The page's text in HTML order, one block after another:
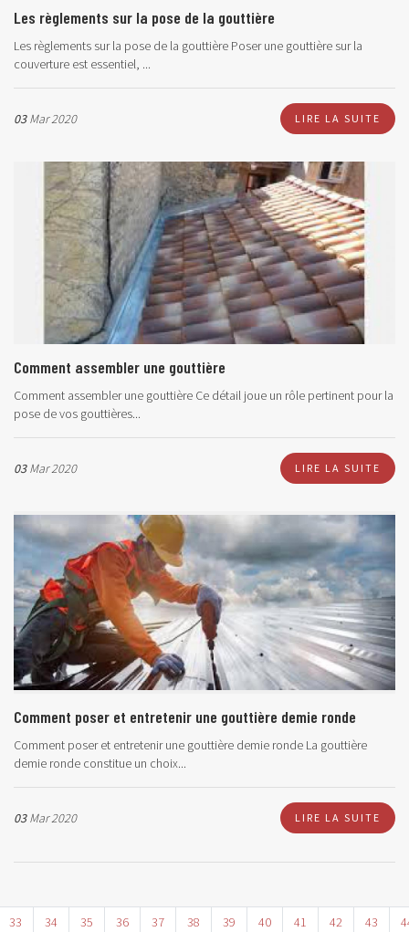
Les règlements sur la pose de la gouttière
Les règlements sur la pose de la gouttière Poser une gouttière sur la
couverture est essentiel, ...
03Mar 2020 LIRE LA SUITE
Comment assembler une gouttière
Comment assembler une gouttière Ce détail joue un rôle pertinent pour la
pose de vos gouttières...
03Mar 2020 LIRE LA SUITE
Comment poser et entretenir une gouttière demie ronde
Comment poser et entretenir une gouttière demie ronde La gouttière
demie ronde constitue un choix...
03Mar 2020 LIRE LA SUITE
33 34 35 36 37 38 39 40 41 42 43